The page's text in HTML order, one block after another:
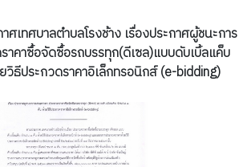
ศเทศบาลตำบลโรงช้าง เรื่องประกาศผู้ชนะการ
าคาซื้อจัดซื้อรถบรรทุก(ดีเซล)แบบดับเบิ้ลแค็บ
ธีประกวดราคาอิเล็กทรอนิกส์ (e-bidding)